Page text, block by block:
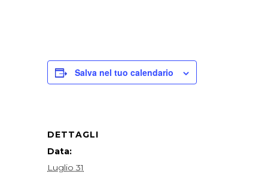
Salva nel tuo calendario
DETTAGLI
Data:
Luglio 31